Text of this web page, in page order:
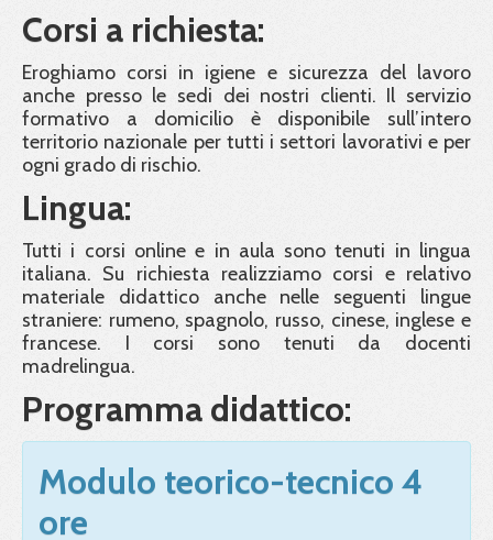
Corsi a richiesta:
Eroghiamo corsi in igiene e sicurezza del lavoro
anche presso le sedi dei nostri clienti. Il servizio
formativo a domicilio è disponibile sull’intero
territorio nazionale per tutti i settori lavorativi e per
ogni grado di rischio.
Lingua:
Tutti i corsi online e in aula sono tenuti in lingua
italiana. Su richiesta realizziamo corsi e relativo
materiale didattico anche nelle seguenti lingue
straniere: rumeno, spagnolo, russo, cinese, inglese e
francese. I corsi sono tenuti da docenti
madrelingua.
Programma didattico:
Modulo teorico-tecnico 4
ore